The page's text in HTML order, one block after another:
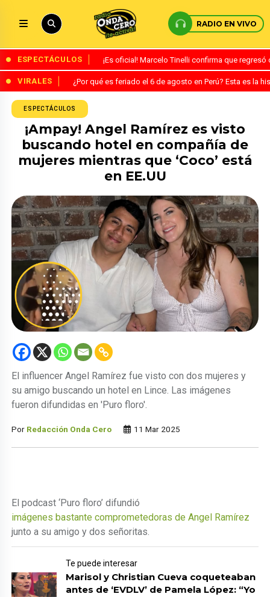
RADIO EN VIVO
ESPECTÁCULOS ¡Es oficial! Marcelo Tinelli confirma que
VIRALES ¿Por qué es feriado el 6 de agosto en Perú? Esta es la
ESPECTÁCULOS
¡Ampay! Angel Ramírez es visto
buscando hotel en compañía de
mujeres mientras que ‘Coco’ está
en EE.UU
El influencer Angel Ramírez fue visto con dos mujeres y
su amigo buscando un hotel en Lince. Las imágenes
fueron difundidas en 'Puro floro'.
Por Redacción Onda Cero 11 Mar 2025
El podcast ‘Puro floro’ difundió
imágenes bastante comprometedoras de Angel Ramírez
junto a su amigo y dos señoritas.
Te puede interesar
Marisol y Christian Cueva coqueteaban
antes de ‘EVDLV’ de Pamela López: “Yo